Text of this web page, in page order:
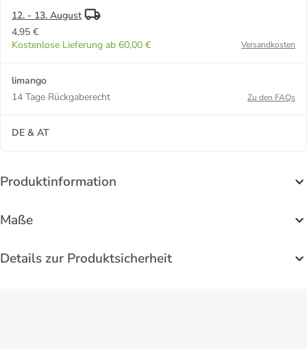
12. - 13. August
4,95 €
Kostenlose Lieferung ab 60,00 €
Versandkosten
limango
14 Tage Rückgaberecht
Zu den FAQs
DE & AT
Produktinformation
Maße
Details zur Produktsicherheit